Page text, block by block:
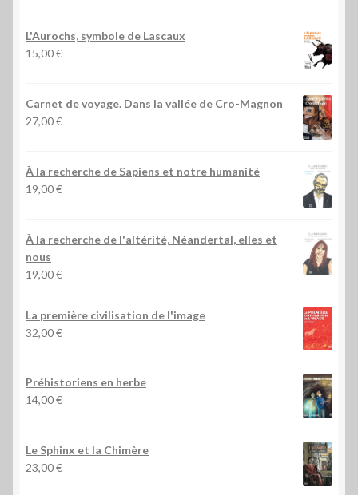
L'Aurochs, symbole de Lascaux
15,00€
Carnet de voyage. Dans la vallée de Cro-Magnon
27,00€
À la recherche de Sapiens et notre humanité
19,00€
À la recherche de l'altérité, Néandertal, elles et
nous
19,00€
La première civilisation de l'image
32,00€
Préhistoriens en herbe
14,00€
Le Sphinx et la Chimère
23,00€